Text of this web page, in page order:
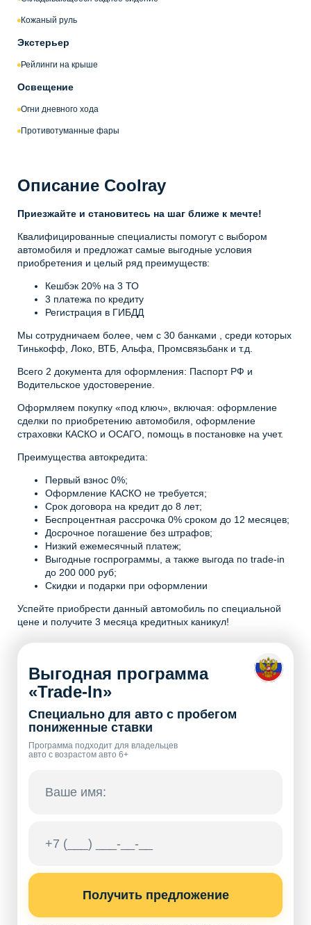
Кожаный руль
Экстерьер
Рейлинги на крыше
Освещение
Огни дневного хода
Противотуманные фары
Описание Coolray
Приезжайте и становитесь на шаг ближе к мечте!
Квалифицированные специалисты помогут с выбором
автомобиля и предложат самые выгодные условия
приобретения и целый ряд преимуществ:
Кешбэк 20% на 3 ТО
3 платежа по кредиту
Регистрация в ГИБДД
Мы сотрудничаем более, чем с 30 банками , среди которых
Тинькофф, Локо, ВТБ, Альфа, Промсвязьбанк и т.д.
Всего 2 документа для оформления: Паспорт РФ и
Водительское удостоверение.
Оформляем покупку «под ключ», включая: оформление
сделки по приобретению автомобиля, оформление
страховки КАСКО и ОСАГО, помощь в постановке на учет.
Преимущества автокредита:
Первый взнос 0%;
Оформление КАСКО не требуется;
Срок договора на кредит до 8 лет;
Беспроцентная рассрочка 0% сроком до 12 месяцев;
Досрочное погашение без штрафов;
Низкий ежемесячный платеж;
Выгодные госпрограммы, а также выгода по trade-in
до 200 000 руб;
Скидки и подарки при оформлении
Успейте приобрести данный автомобиль по специальной
цене и получите 3 месяца кредитных каникул!
Выгодная программа
«Trade-In»
Специально для авто с пробегом
пониженные ставки
Программа подходит для владельцев
авто с возрастом авто 6+
Получить предложение